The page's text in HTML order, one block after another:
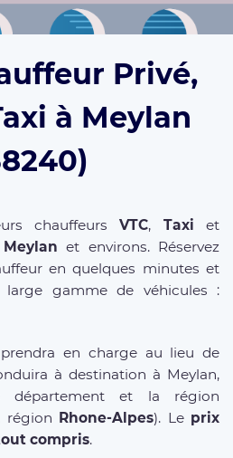
Privé,
à Meylan
chauffeursVTC, Taxi et
Meylan et environs. Réservez
en quelques minutes et
large gamme de véhicules :
en charge au lieu de
à destination à Meylan,
département et la région
Rhone-Alpes). Le prix
compris.